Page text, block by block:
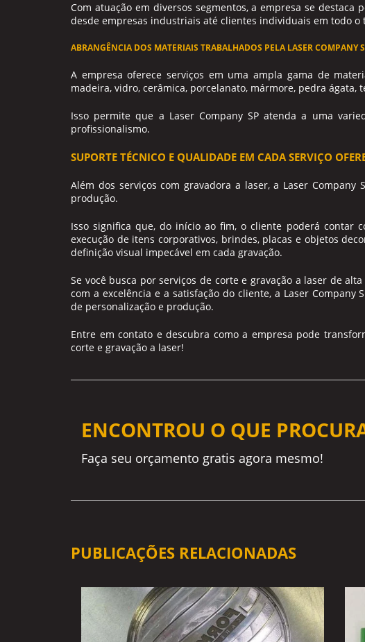
Com atuação em diversos segmentos, a empresa se
desde empresas industriais até clientes individuais em todo
ABRANGÊNCIA DOS MATERIAIS TRABALHADOS PELA LASER COMPANY
A empresa oferece serviços em uma ampla gama de
madeira, vidro, cerâmica, porcelanato, mármore, pedra ágata,
Isso permite que a Laser Company SP atenda a uma
profissionalismo.
SUPORTE TÉCNICO E QUALIDADE EM CADA SERVIÇO
Além dos serviços comgravadora a laser, a Laser Company
produção.
Isso significa que, do início ao fim, o cliente poderá contar
execução de itens corporativos, brindes, placas e objetos
definição visual impecável em cada gravação.
Se você busca por serviços de corte e gravação a laser de
com a excelência e a satisfação do cliente, a Laser Company
de personalização e produção.
Entre em contato e descubra como a empresa pode
corte e gravação a laser!
ENCONTROU O QUE
Faça seu orçamento gratis agora mesmo!
PUBLICAÇÕES RELACIONADAS